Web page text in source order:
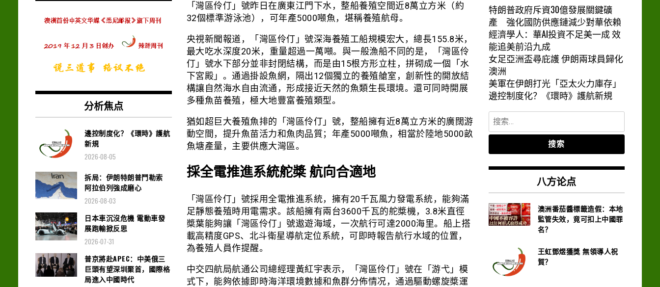
「灣區伶仃」號昨日在廣東江門下水，整船養殖空間近8萬立方米（約
32個標準游泳池），可年產5000噸魚，堪稱養殖航母。
央視新聞報道，「灣區伶仃」號深海養殖工船規模宏大，總長155.8米，
最大吃水深度20米，重量超過一萬噸。與一般漁船不同的是，「灣區伶
仃」號水下部分並非封閉結構，而是由15根方形立柱，拼砌成一個「水
下宮殿」。通過掛設魚網，隔出12個獨立的養殖艙室，創新性的開放結
構讓自然海水自由流通，形成接近天然的魚類生長環境。還可同時開展
多種魚苗養殖，極大地豐富養殖類型。
猶如超巨大養殖魚排的「灣區伶仃」號，整船擁有近8萬立方米的廣闊游
動空間，提升魚苗活力和魚肉品質；年產5000噸魚，相當於陸地5000畝
魚塘產量，主要供應大灣區。
採全電推進系統舵槳 航向合適地
「灣區伶仃」號採用全電推進系統，擁有20千瓦風力發電系統，能夠滿
足靜態養殖時用電需求。該船擁有兩台3600千瓦的舵槳機，3.8米直徑
槳葉能夠讓「灣區伶仃」號遨遊海域，一次航行可達2000海里。船上搭
載高精度GPS、北斗衛星導航定位系統，可即時報告航行水域的位置，
為養殖人員作提醒。
中交四航局航通公司總經理黃紅宇表示，「灣區伶仃」號在「游弋」模
式下，能夠依據即時海洋環境數據和魚群分佈情况，通過驅動螺旋槳運
分析焦点
邊控制度化？《環時》護航
新規
2026-08-05
拆局：伊朗特朗普鬥勒索
阿拉伯列強成磨心
2026-08-03
日本車沉沒危機 電動車發
展跑輸掀反思
2026-07-31
普京將赴APEC：中美俄三
巨頭有望深圳聚首，國際格
局進入中國時代
特朗普政府斥資30億發展關鍵礦
產 強化國防供應鏈減少對華依賴
經濟學人：華AI投資不足美一成 效
能追美前沿九成
女足亞洲盃尋庇護 伊朗兩球員歸化
澳洲
美軍在伊朗打光「亞太火力庫存」
邊控制度化？《環時》護航新規
搜
索：
八方论点
澳洲番茄醬標籤造假：本地
監管失效，竟可扣上中國罪
名？
王虹鄧煜獲獎 無領導人祝
賀？